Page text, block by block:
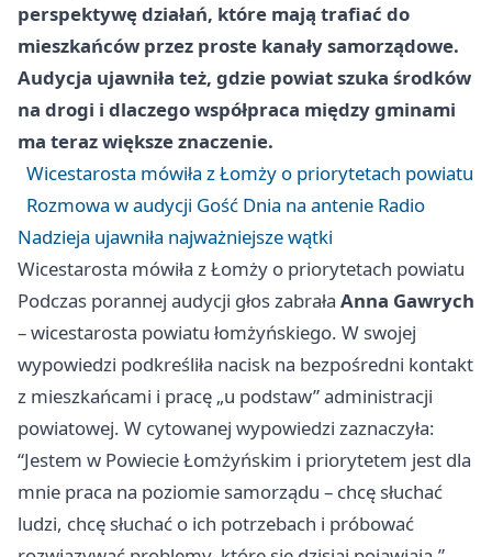
perspektywę działań, które mają trafiać do
mieszkańców przez proste kanały samorządowe.
Audycja ujawniła też, gdzie powiat szuka środków
na drogi i dlaczego współpraca między gminami
ma teraz większe znaczenie.
Wicestarosta mówiła z Łomży o priorytetach powiatu
Rozmowa w audycji Gość Dnia na antenie Radio
Nadzieja ujawniła najważniejsze wątki
Wicestarosta mówiła z Łomży o priorytetach powiatu
Podczas porannej audycji głos zabrała Anna Gawrych
– wicestarosta powiatu łomżyńskiego. W swojej
wypowiedzi podkreśliła nacisk na bezpośredni kontakt
z mieszkańcami i pracę „u podstaw” administracji
powiatowej. W cytowanej wypowiedzi zaznaczyła:
“Jestem w Powiecie Łomżyńskim i priorytetem jest dla
mnie praca na poziomie samorządu – chcę słuchać
ludzi, chcę słuchać o ich potrzebach i próbować